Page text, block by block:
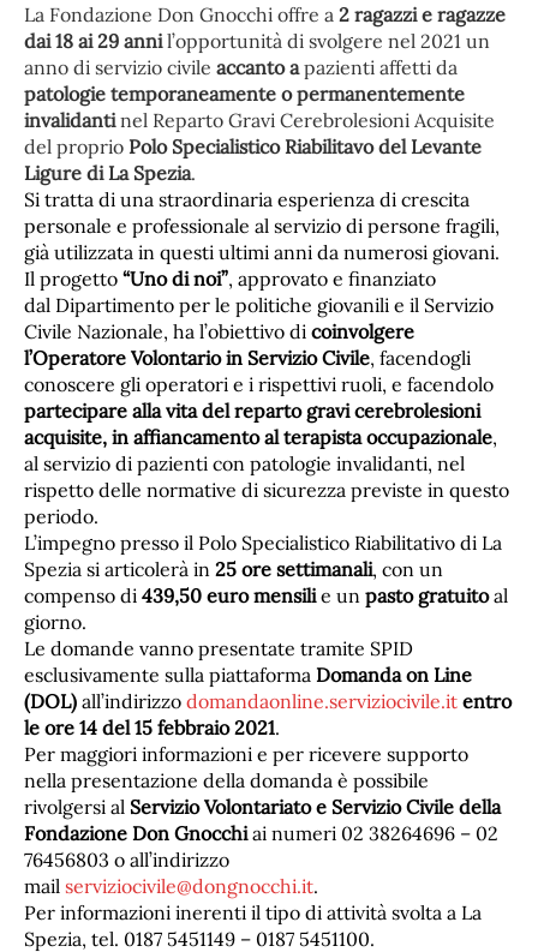
La Fondazione Don Gnocchi offre a 2 ragazzi e ragazze
dai 18 ai 29 annil’opportunità di svolgere nel 2021 un
anno di servizio civile accanto apazienti affetti da
patologie temporaneamente o permanentemente
invalidantinel Reparto Gravi Cerebrolesioni Acquisite
del proprio Polo Specialistico Riabilitavo del Levante
Ligure di La Spezia.
Si tratta di una straordinaria esperienza di crescita
personale e professionale al servizio di persone fragili,
già utilizzata in questi ultimi anni da numerosi giovani.
Il progetto “Uno di noi”, approvato e finanziato
dal Dipartimento per le politiche giovanili e il Servizio
Civile Nazionale, ha l’obiettivo di coinvolgere
l’Operatore Volontario in Servizio Civile, facendogli
conoscere gli operatori e i rispettivi ruoli, e facendolo
partecipare alla vita del reparto gravi cerebrolesioni
acquisite, in affiancamento al terapista occupazionale,
al servizio di pazienti con patologie invalidanti, nel
rispetto delle normative di sicurezza previste in questo
periodo.
L’impegno presso il Polo Specialistico Riabilitativo di La
Spezia si articolerà in 25 ore settimanali, con un
compenso di 439,50 euro mensilie un pasto gratuitoal
giorno.
Le domande vanno presentate tramite SPID
esclusivamente sulla piattaforma Domanda on Line
(DOL) all’indirizzo domandaonline.serviziocivile.it entro
le ore 14 del 15 febbraio 2021.
Per maggiori informazioni e per ricevere supporto
nella presentazione della domanda è possibile
rivolgersi al Servizio Volontariato e Servizio Civile della
Fondazione Don Gnocchiai numeri 02 38264696 – 02
76456803 o all’indirizzo
mail serviziocivile@dongnocchi.it.
Per informazioni inerenti il tipo di attività svolta a La
Spezia, tel. 0187 5451149 – 0187 5451100.